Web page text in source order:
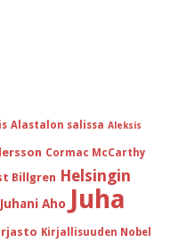
Alastalon salissa Aleksis
Cormac McCarthy
Billgren Helsingin
Juhani Aho Juha
Kirjallisuuden Nobel